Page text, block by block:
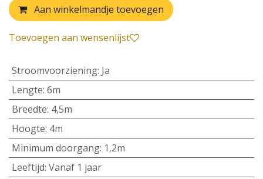
Aan winkelmandje toevoegen
Toevoegen aan wensenlijst
Stroomvoorziening: Ja
Lengte: 6m
Breedte: 4,5m
Hoogte: 4m
Minimum doorgang: 1,2m
Leeftijd: Vanaf 1 jaar